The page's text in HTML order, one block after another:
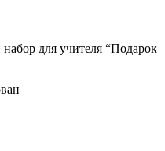
для учителя “Подарок